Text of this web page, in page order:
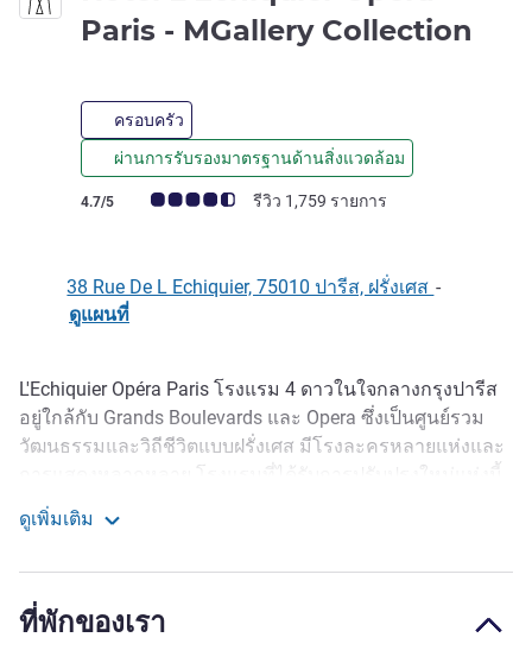
Paris - MGallery Collection
ครอบครัว
ผ่านการรับรองมาตรฐานด้านสิ่งแวดล้อม
คะแนนความคิดเห็นจากแขก (เรทติ้งบน ALL)
4.7/5 รีวิว 1,759 รายการ
38 Rue De L Echiquier, 75010 ปารีส, ฝรั่งเศส -
ดูแผนที่
รายละเอียด
L'Echiquier Opéra Paris โรงแรม 4 ดาวในใจกลางกรุงปารีส
อยู่ใกล้กับ Grands Boulevards และ Opera ซึ่งเป็นศูนย์รวม
วัฒนธรรมและวิถีชีวิตแบบฝรั่งเศส มีโรงละครหลายแห่งและ
ผสานความทันสมัยเข้ากับ Art Nouveau คงเอกลักษณ์มรดก
Belle Epoque ในส่วนต่าง ๆ อีกทั้งพื้นโมเสกและภาพวาด ห้อง
L'Echiquier Opéra Paris MGallery Collection boasts the
ดูเพิ่มเติม
ที่พักของเรา